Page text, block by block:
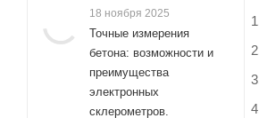
18 ноября 2025
Точные измерения
бетона: возможности и
преимущества
электронных
склерометров.